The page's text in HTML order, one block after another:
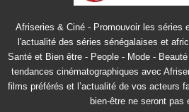
Afriseries & Ciné - Promouvoir les séries
l'actualité des séries sénégalaises et
Santé et Bien être - People - Mode -
tendances cinématographiques avec
films préférés et l’actualité de vos acteurs
bien-être ne seront pas